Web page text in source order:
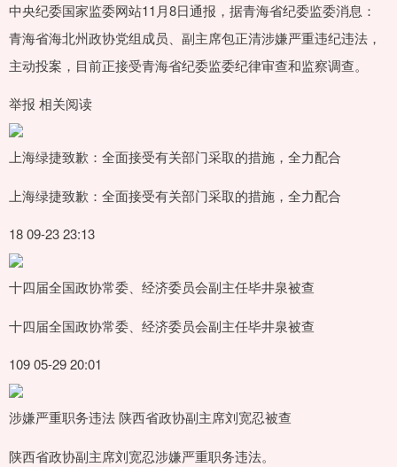
中央纪委国家监委网站11月8日通报，据青海省纪委监委消息：
青海省海北州政协党组成员、副主席包正清涉嫌严重违纪违法，
主动投案，目前正接受青海省纪委监委纪律审查和监察调查。
举报 相关阅读
上海绿捷致歉：全面接受有关部门采取的措施，全力配合
上海绿捷致歉：全面接受有关部门采取的措施，全力配合
18 09-23 23:13
十四届全国政协常委、经济委员会副主任毕井泉被查
十四届全国政协常委、经济委员会副主任毕井泉被查
109 05-29 20:01
涉嫌严重职务违法 陕西省政协副主席刘宽忍被查
陕西省政协副主席刘宽忍涉嫌严重职务违法。